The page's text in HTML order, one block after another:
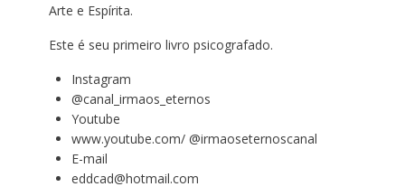
Arte e Espírita.
Este é seu primeiro livro psicografado.
Instagram
@canal_irmaos_eternos
Youtube
www.youtube.com/@irmaoseternoscanal
E-mail
eddcad@hotmail.com